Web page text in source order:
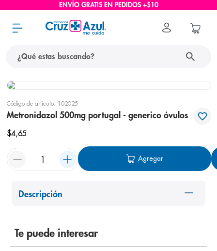
ENVÍO GRATIS EN PEDIDOS +$10
Código de artículo: 102025
Metronidazol 500mg portugal - generico óvulos
$4,65
Agregar
Descripción
Te puede interesar
términos más buscados
protector solar
6. shampoo
panolini
9. pediasure